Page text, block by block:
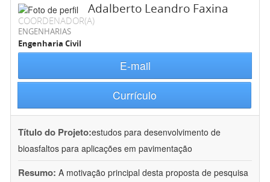
Adalberto Leandro Faxina
COORDENADOR(A)
ENGENHARIAS
Engenharia Civil
E-mail
Currículo
Título do Projeto:estudos para desenvolvimento de
bioasfaltos para aplicações em pavimentação
Resumo: A motivação principal desta proposta de pesquisa